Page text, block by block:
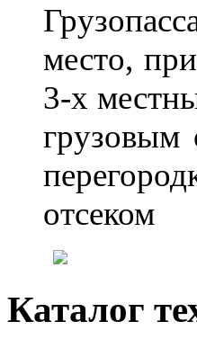
место,
3-х
грузовым
отсеком
Каталог